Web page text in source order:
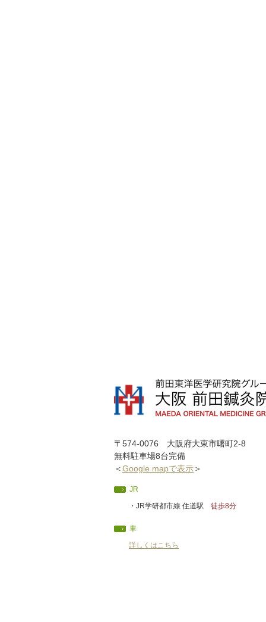
〒574-0076 大阪府大東市曙町2-8
無料駐車場8台完備
＜Google mapで表示＞
JR
・JR学研都市線 住道駅 徒歩8分
車
詳しくはこちら